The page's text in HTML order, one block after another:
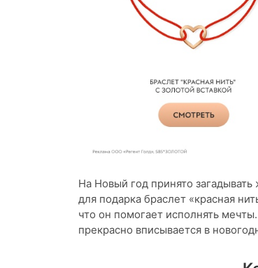
На Новый год принято
для подарка браслет «красная
что он помогает исполнять
прекрасно вписывается в